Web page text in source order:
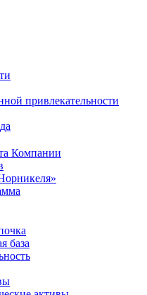
привлекательности
Компании
база